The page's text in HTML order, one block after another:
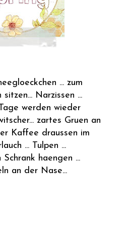
... zum
Narzissen ...
werden wieder
zartes Gruen an
Kaffee draussen im
... Tulpen ...
haengen ...
an der Nase...